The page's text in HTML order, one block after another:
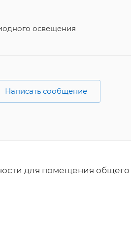
освещения
Написать сообщение
для помещения общего